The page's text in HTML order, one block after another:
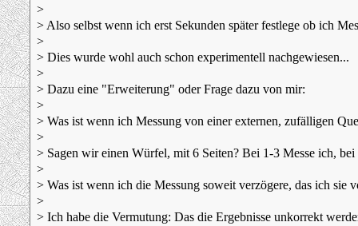
>
> Also selbst wenn ich erst Sekunden später festlege ob ich
>
> Dies wurde wohl auch schon experimentell nachgewiesen...
>
> Dazu eine "Erweiterung" oder Frage dazu von mir:
>
> Was ist wenn ich Messung von einer externen, zufälligen
>
> Sagen wir einen Würfel, mit 6 Seiten? Bei 1-3 Messe ich,
>
> Was ist wenn ich die Messung soweit verzögere, das ich sie
>
> Ich habe die Vermutung: Das die Ergebnisse unkorrekt